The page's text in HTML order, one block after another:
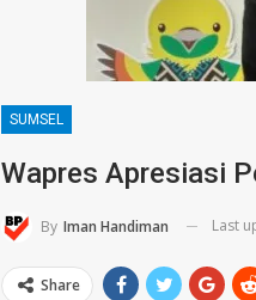
SUMSEL
Wapres Apresiasi
By Iman Handiman Last
Share